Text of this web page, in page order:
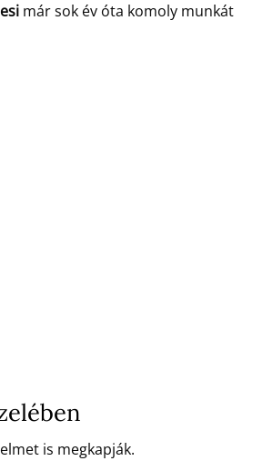
már sok év óta komoly munkát
is megkapják.